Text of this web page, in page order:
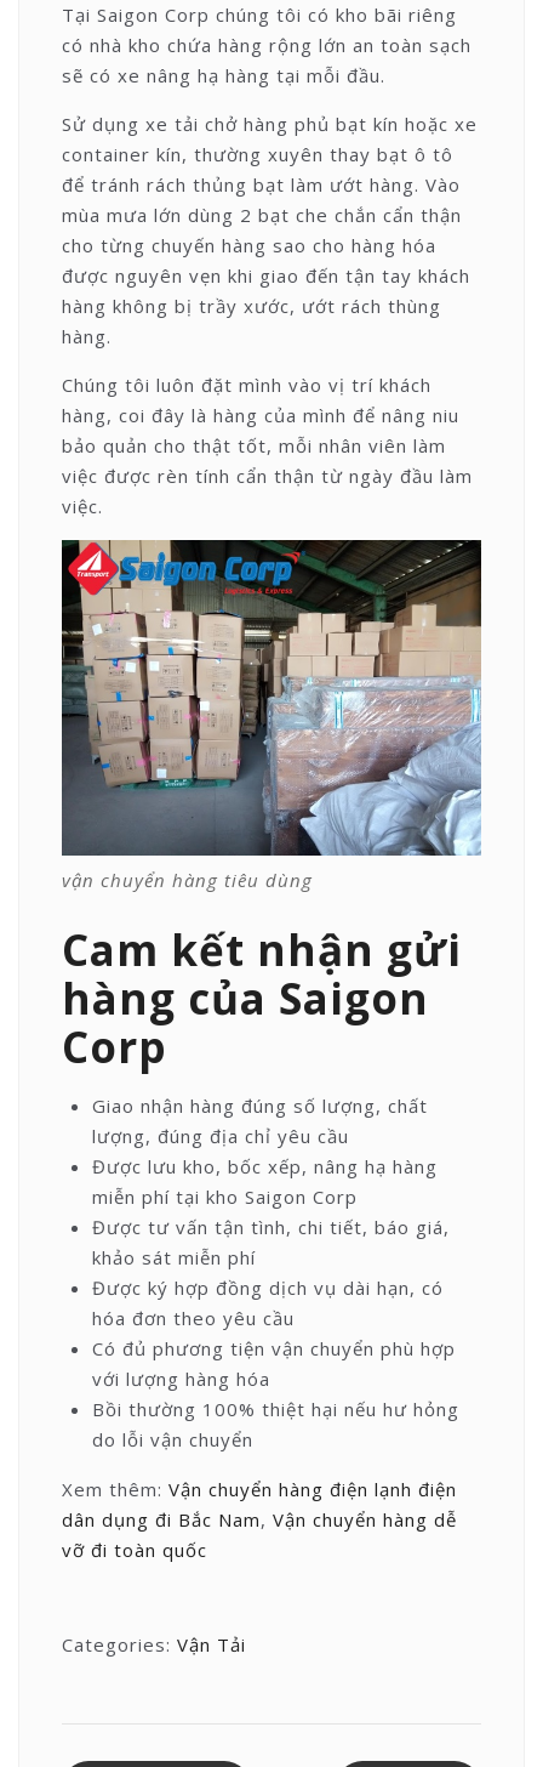
Tại Saigon Corp chúng tôi có kho bãi riêng
có nhà kho chứa hàng rộng lớn an toàn sạch
sẽ có xe nâng hạ hàng tại mỗi đầu.
Sử dụng xe tải chở hàng phủ bạt kín hoặc xe
container kín, thường xuyên thay bạt ô tô
để tránh rách thủng bạt làm ướt hàng. Vào
mùa mưa lớn dùng 2 bạt che chắn cẩn thận
cho từng chuyến hàng sao cho hàng hóa
được nguyên vẹn khi giao đến tận tay khách
hàng không bị trầy xước, ướt rách thùng
hàng.
Chúng tôi luôn đặt mình vào vị trí khách
hàng, coi đây là hàng của mình để nâng niu
bảo quản cho thật tốt, mỗi nhân viên làm
việc được rèn tính cẩn thận từ ngày đầu làm
việc.
vận chuyển hàng tiêu dùng
Cam kết nhận gửi
hàng của Saigon
Corp
Giao nhận hàng đúng số lượng, chất
lượng, đúng địa chỉ yêu cầu
Được lưu kho, bốc xếp, nâng hạ hàng
miễn phí tại kho Saigon Corp
Được tư vấn tận tình, chi tiết, báo giá,
khảo sát miễn phí
Được ký hợp đồng dịch vụ dài hạn, có
hóa đơn theo yêu cầu
Có đủ phương tiện vận chuyển phù hợp
với lượng hàng hóa
Bồi thường 100% thiệt hại nếu hư hỏng
do lỗi vận chuyển
Xem thêm: Vận chuyển hàng điện lạnh điện
dân dụng đi Bắc Nam, Vận chuyển hàng dễ
vỡ đi toàn quốc
Categories: Vận Tải